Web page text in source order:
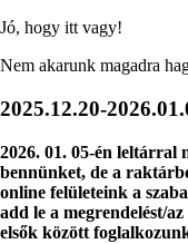
Jó, hogy itt vagy!
Nem akarunk magadra
2025.12.20-
2026. 01. 05-én leltárral
bennünket, de a
online felületeink a
add le a megrendelést/
elsők között